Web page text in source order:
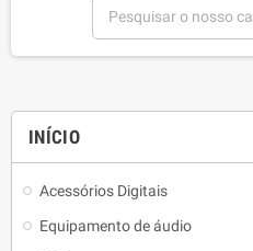
INÍCIO
Acessórios Digitais
Equipamento de áudio